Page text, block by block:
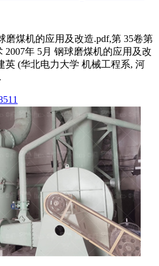
磨煤机的应用及改造.pdf,第 35卷第
2007年 5月 钢球磨煤机的应用及改
英 (华北电力大学 机械工程系, 河